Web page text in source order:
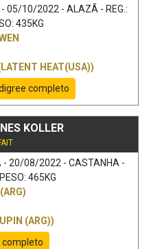
- 05/10/2022 - ALAZÃ - REG.:
435KG
HEAT(USA))
completo
KOLLER
- 20/08/2022 - CASTANHA -
465KG
(ARG))